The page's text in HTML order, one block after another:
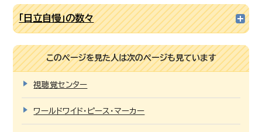
「日立自慢」の数々
このページを見た人は次のページも見ています
視聴覚センター
ワールドワイド・ピース・マーカー